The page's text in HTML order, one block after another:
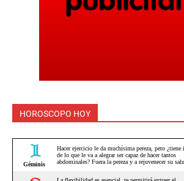
HOROSCOPO HOY